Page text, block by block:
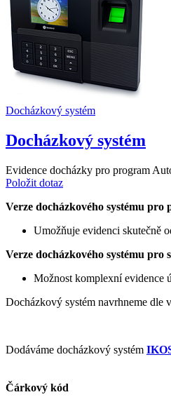
Docházkový systém
Docházkový systém
Evidence docházky pro program
Položit dotaz
Verze docházkového systému pro
Umožňuje evidenci skutečně
Verze docházkového systému pro
Možnost komplexní evidence
Docházkový systém navrhneme dle
Dodáváme docházkový systém
Čárkový kód